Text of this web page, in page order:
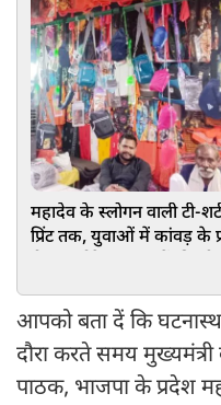
महादेव के स्लोगन वाली टी-
प्रिंट तक, युवाओं में कांवड़ के
आपको बता दें कि
दौरा करते समय
पाठक, भाजपा के प्रदेश